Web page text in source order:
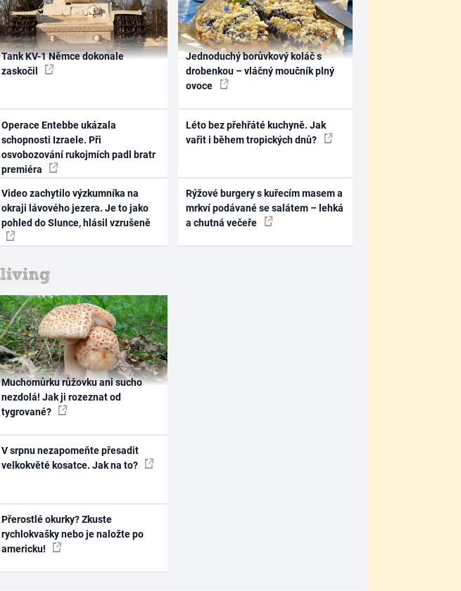
Tank KV-1 Němce dokonale
zaskočil
Operace Entebbe ukázala
schopnosti Izraele. Při
osvobozování rukojmích padl bratr
premiéra
Video zachytilo výzkumníka na
okraji lávového jezera. Je to jako
pohled do Slunce, hlásil vzrušeně
Jednoduchý borůvkový koláč s
drobenkou – vláčný moučník plný
ovoce
Léto bez přehřáté kuchyně. Jak
vařit i během tropických dnů?
Rýžové burgery s kuřecím masem a
mrkví podávané se salátem – lehká
a chutná večeře
Muchomůrku růžovku ani sucho
nezdolá! Jak ji rozeznat od
tygrované?
V srpnu nezapomeňte přesadit
velkokvěté kosatce. Jak na to?
Přerostlé okurky? Zkuste
rychlokvašky nebo je naložte po
americku!